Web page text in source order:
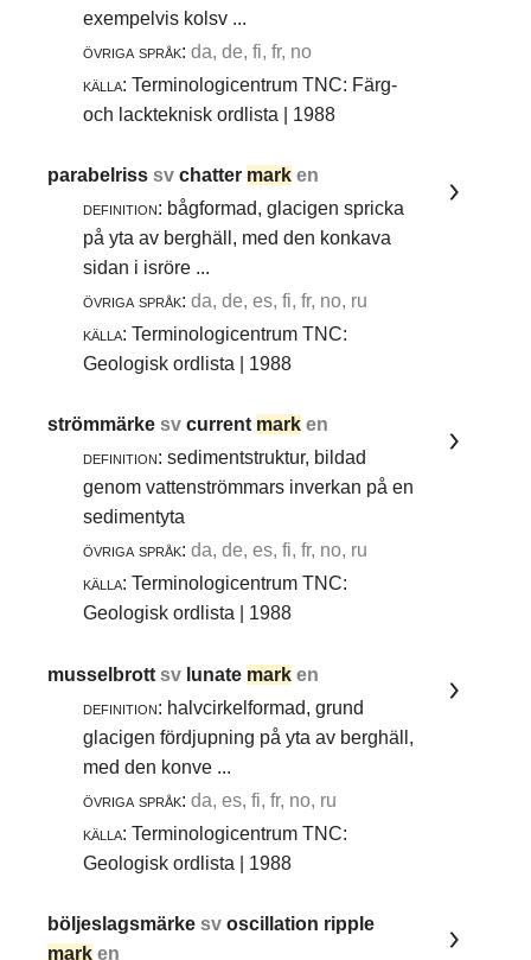
exempelvis kolsv ...
övriga språk: da, de, fi, fr, no
källa: Terminologicentrum TNC: Färg-
och lackteknisk ordlista | 1988
parabelrisssvchatter mark en
definition: bågformad, glacigen spricka
på yta av berghäll, med den konkava
sidan i isröre ...
övriga språk: da, de, es, fi, fr, no, ru
källa: Terminologicentrum TNC:
Geologisk ordlista | 1988
strömmärkesvcurrent mark en
definition: sedimentstruktur, bildad
genom vattenströmmars inverkan på en
sedimentyta
övriga språk: da, de, es, fi, fr, no, ru
källa: Terminologicentrum TNC:
Geologisk ordlista | 1988
musselbrottsv lunate mark en
definition: halvcirkelformad, grund
glacigen fördjupning på yta av berghäll,
med den konve ...
övriga språk: da, es, fi, fr, no, ru
källa: Terminologicentrum TNC:
Geologisk ordlista | 1988
böljeslagsmärkesvoscillation ripple
mark en